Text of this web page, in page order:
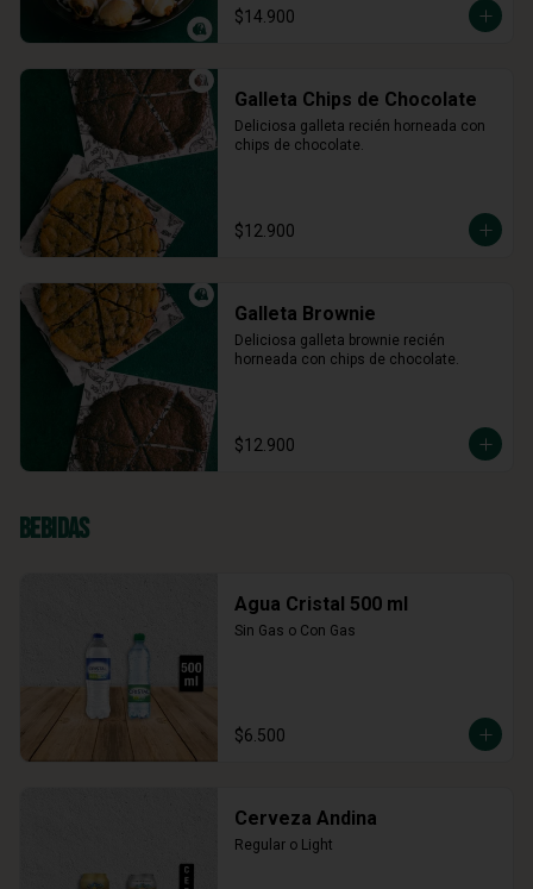
$14.900
Galleta Chips de Chocolate
Deliciosa galleta recién horneada con
chips de chocolate.
$12.900
Galleta Brownie
Deliciosa galleta brownie recién
horneada con chips de chocolate.
$12.900
Bebidas
Agua Cristal 500 ml
Sin Gas o Con Gas
$6.500
Cerveza Andina
Regular o Light